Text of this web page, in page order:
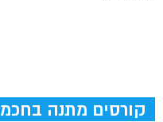
קורסים מתנה